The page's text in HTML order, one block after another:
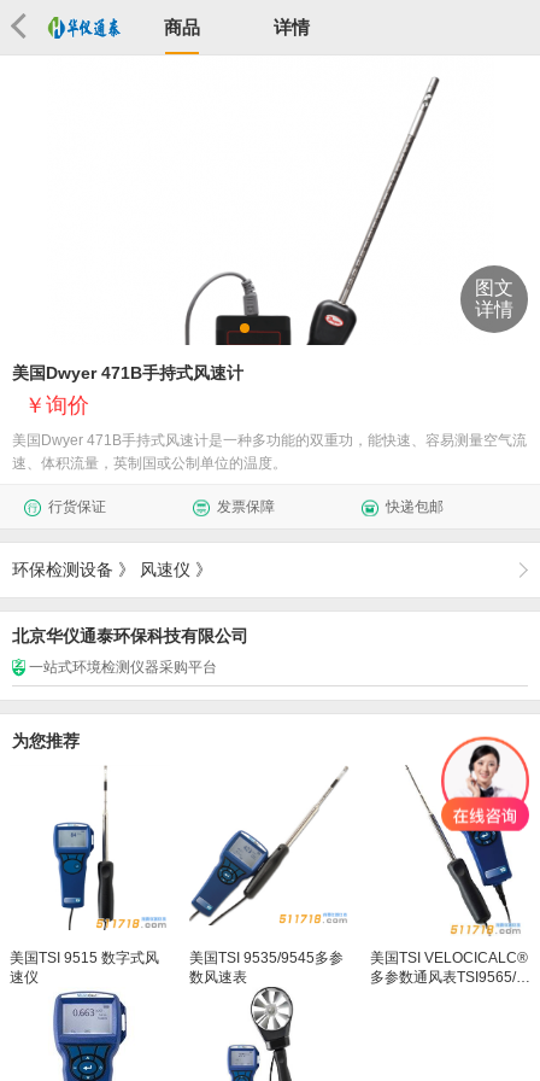
商品 详情
图文
详情
美国Dwyer 471B手持式风速计
询价
美国Dwyer 471B手持式风速计是一种多功能的双重功，能快速、容易测量空气流
速、体积流量，英制国或公制单位的温度。
行货保证 发票保障 快递包邮
环保检测设备 》 风速仪 》
北京华仪通泰环保科技有限公司
一站式环境检测仪器采购平台
为您推荐
美国TSI 9515 数字式风
速仪
美国TSI 9535/9545多参
数风速表
美国TSI VELOCICALC®
多参数通风表TSI9565/9